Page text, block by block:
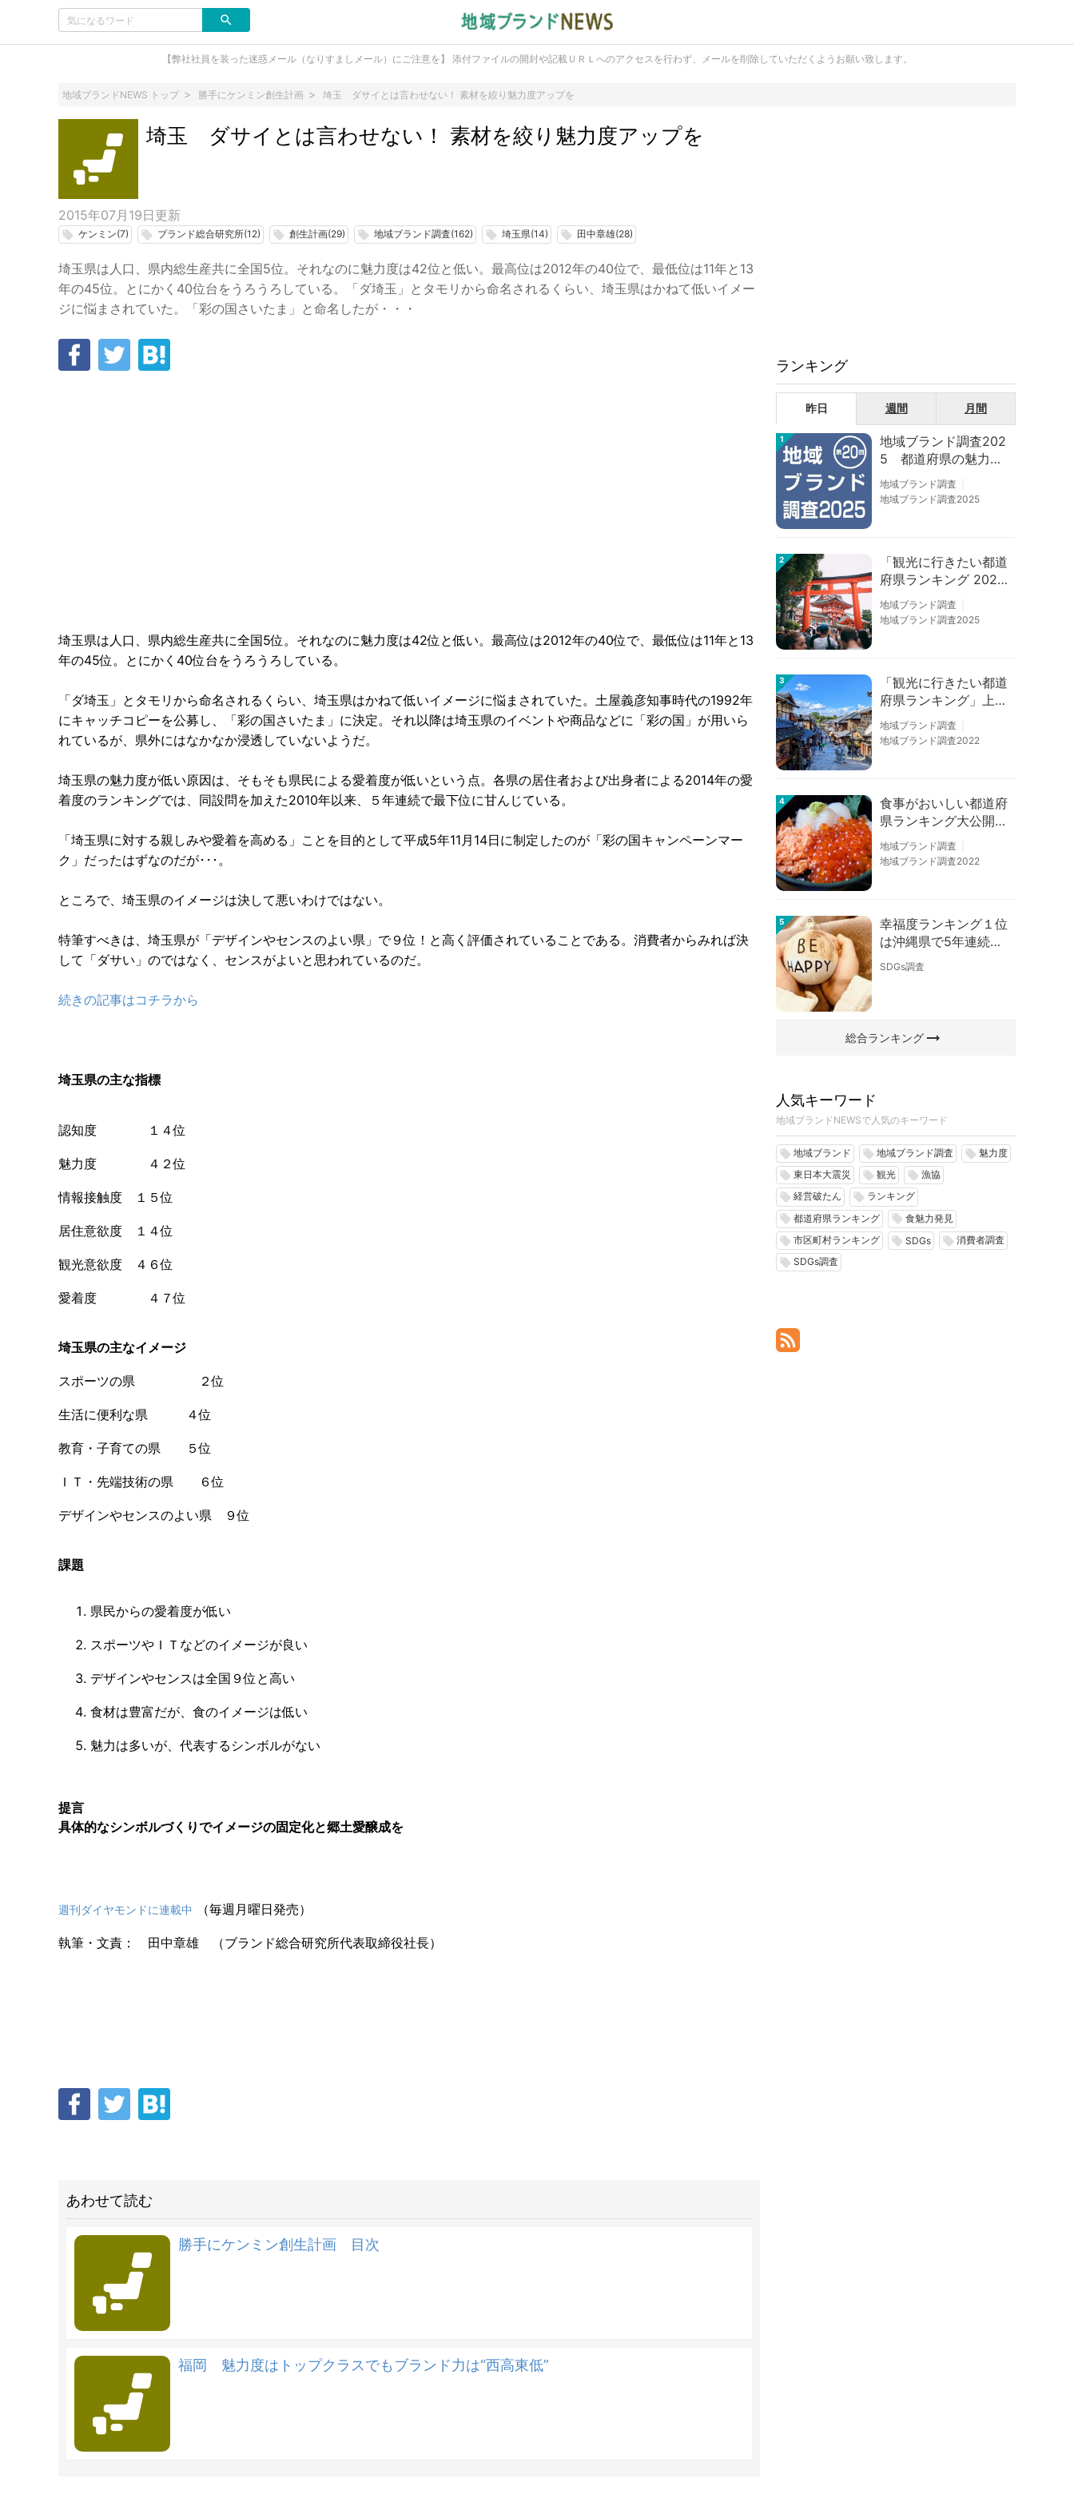
【弊社社員を装った迷惑メール（なりすましメール）にご注意を】 添付ファイルの開封や記載ＵＲＬへのアクセスを行わず、メールを削除していただくようお願い致します。
地域ブランドNEWS トップ 勝手にケンミン創生計画 埼玉 ダサイとは言わせない！ 素材を絞り魅力度アップを
埼玉 ダサイとは言わせない！ 素材を絞り魅力度アップを
2015年07月19日 更新
local_offer ケンミン(7) local_offer ブランド総合研究所(12) local_offer 創生計画(29) local_offer 地域ブランド調査(162) local_offer 埼玉県(14) local_offer 田中章雄(28)
埼玉県は人口、県内総生産共に全国5位。それなのに魅力度は42位と低い。最高位は2012年の40位で、最低位は11年と13
年の45位。とにかく40位台をうろうろしている。「ダ埼玉」とタモリから命名されるくらい、埼玉県はかねて低いイメー
ジに悩まされていた。「彩の国さいたま」と命名したが・・・
埼玉県は人口、県内総生産共に全国5位。それなのに魅力度は42位と低い。最高位は2012年の40位で、最低位は11年と13
年の45位。とにかく40位台をうろうろしている。
「ダ埼玉」とタモリから命名されるくらい、埼玉県はかねて低いイメージに悩まされていた。土屋義彦知事時代の1992年
にキャッチコピーを公募し、「彩の国さいたま」に決定。それ以降は埼玉県のイベントや商品などに「彩の国」が用いら
れているが、県外にはなかなか浸透していないようだ。
埼玉県の魅力度が低い原因は、そもそも県民による愛着度が低いという点。各県の居住者および出身者による2014年の愛
着度のランキングでは、同設問を加えた2010年以来、５年連続で最下位に甘んじている。
「埼玉県に対する親しみや愛着を高める」ことを目的として平成5年11月14日に制定したのが「彩の国キャンペーンマー
ク」だったはずなのだが･･･。
ところで、埼玉県のイメージは決して悪いわけではない。
特筆すべきは、埼玉県が「デザインやセンスのよい県」で９位！と高く評価されていることである。消費者からみれば決
して「ダサい」のではなく、センスがよいと思われているのだ。
続きの記事はコチラから
埼玉県の主な指標
認知度 １４位
魅力度 ４２位
情報接触度 １５位
居住意欲度 １４位
観光意欲度 ４６位
愛着度 ４７位
埼玉県の主なイメージ
スポーツの県 ２位
生活に便利な県 ４位
教育・子育ての県 ５位
ＩＴ・先端技術の県 ６位
デザインやセンスのよい県 ９位
課題
県民からの愛着度が低い
スポーツやＩＴなどのイメージが良い
デザインやセンスは全国９位と高い
食材は豊富だが、食のイメージは低い
魅力は多いが、代表するシンボルがない
提言
具体的なシンボルづくりでイメージの固定化と郷土愛醸成を
週刊ダイヤモンドに連載中 （毎週月曜日発売）
執筆・文責： 田中章雄 （ブランド総合研究所代表取締役社長）
あわせて読む
勝手にケンミン創生計画 目次
福岡 魅力度はトップクラスでもブランド力は“西高東低”
ランキング
昨日 週間 月間
1
地域ブランド調査202
5 都道府県の魅力度
等調査結果
地域ブランド調査
地域ブランド調査2025
2
「観光に行きたい都道
府県ランキング 202
6」京都は低下、神奈
川上昇
地域ブランド調査
地域ブランド調査2025
3
「観光に行きたい都道
府県ランキング」上位
の順位に変動あり
地域ブランド調査
地域ブランド調査2022
4
食事がおいしい都道府
県ランキング大公開！
１位は北海道、３位は
大阪府、２位は〇〇
地域ブランド調査
地域ブランド調査2022
5
幸福度ランキング１位
は沖縄県で5年連続！
佐賀、愛知が順位上昇
【幸福度調査2026】
SDGs調査
総合ランキングarrow_right_alt
人気キーワード
地域ブランドNEWSで人気のキーワード
local_offer 地域ブランド local_offer 地域ブランド調査 local_offer 魅力度
local_offer 東日本大震災 local_offer 観光 local_offer 漁協
local_offer 経営破たん local_offer ランキング
local_offer 都道府県ランキング local_offer 食魅力発見
local_offer 市区町村ランキング local_offer SDGs local_offer 消費者調査
local_offer SDGs調査